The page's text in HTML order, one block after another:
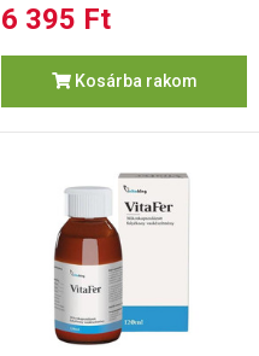
6 395 Ft
Kosárba rakom